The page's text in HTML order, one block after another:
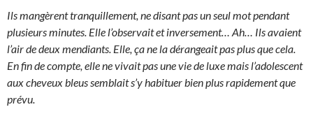
Ils mangèrent tranquillement, ne disant pas un seul mot pendant
plusieurs minutes. Elle l’observait et inversement… Ah… Ils avaient
l’air de deux mendiants. Elle, ça ne la dérangeait pas plus que cela.
En fin de compte, elle ne vivait pas une vie de luxe mais l’adolescent
aux cheveux bleus semblait s’y habituer bien plus rapidement que
prévu.